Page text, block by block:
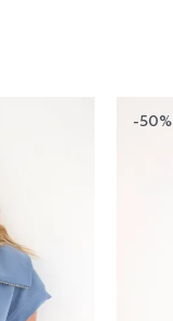
-50%